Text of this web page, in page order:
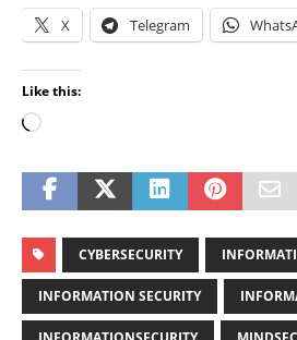
X Telegram
Like this:
CYBERSECURITY
INFORMATION SECURITY